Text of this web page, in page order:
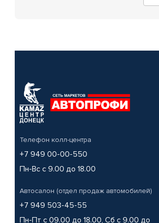
Телефон колл-центра
+7 949 00-00-550
Пн-Вс с 9.00 до 18.00
Автосалон (отдел продаж автомобилей)
+7 949 503-45-55
Пн-Пт с 09.00 до 18.00, Сб с 9.00 до